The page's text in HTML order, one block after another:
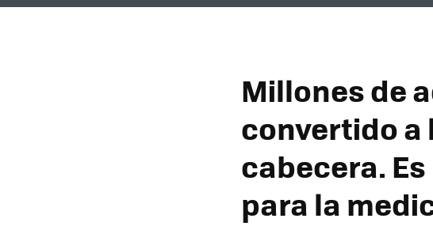
Millones de
convertido a
cabecera.
para la